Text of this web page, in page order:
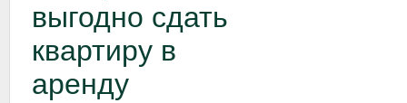
выгодно сдать
квартиру в
аренду